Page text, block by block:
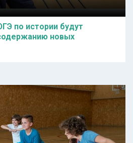
по истории будут
новых